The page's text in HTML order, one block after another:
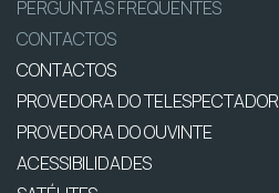
PERGUNTAS FREQUENTES
CONTACTOS
CONTACTOS
PROVEDORA DO TELESPECTADOR
PROVEDORA DO OUVINTE
ACESSIBILIDADES